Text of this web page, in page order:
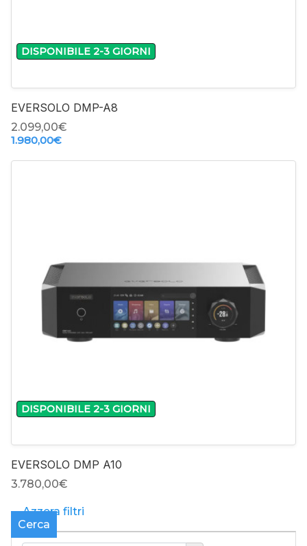
DISPONIBILE 2-3 GIORNI
EVERSOLO DMP-A8
2.099,00‎€
1.980,00‎€
DISPONIBILE 2-3 GIORNI
EVERSOLO DMP A10
3.780,00‎€
Azzera filtri
Cerca